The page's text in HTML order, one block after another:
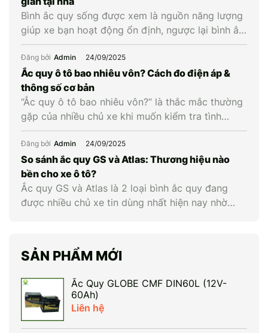
Bình ắc quy sống được xem là nguồn năng lượng
giúp xe bạn hoạt động ổn định, ngược lại bình ắc
quy chết là khi bình cạn năng lượng và không còn
khả năng cung cấp điện cho xe. Vậy làm cách
nào để biết được bình ắc quy xe còn sống hay
chết? Hãy […]
Đăng bởi Admin 24/09/2025
Ắc quy ô tô bao nhiêu vôn? Cách đo điện áp &
thông số cơ bản
“Ắc quy ô tô bao nhiêu vôn?” là thắc mắc thường
gặp của nhiều chủ xe khi muốn kiểm tra tình
trạng bình hay cân nhắc thay mới. Hiểu đúng về
điện áp cùng các thông số liên quan giúp chủ xe
chủ động kiểm tra, bảo dưỡng và thay ắc quy ô
tô kịp […]
Đăng bởi Admin 24/09/2025
So sánh ắc quy GS và Atlas: Thương hiệu nào
bền cho xe ô tô?
Ắc quy GS và Atlas là 2 loại bình ắc quy đang
được nhiều chủ xe tin dùng nhất hiện nay nhờ
ấn tượng với công nghệ hiện đại và hiệu năng
khởi […]
SẢN PHẨM MỚI
Ắc Quy GLOBE CMF DIN60L (12V-
60Ah)
Liên hệ